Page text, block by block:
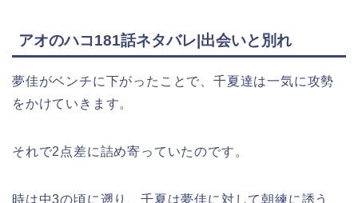
アオのハコ181話ネタバレ|出会いと別れ
夢佳がベンチに下がったことで、千夏達は一気に攻勢
をかけていきます。
それで2点差に詰め寄っていたのです。
時は中3の頃に遡り、千夏は夢佳に対して朝練に誘う